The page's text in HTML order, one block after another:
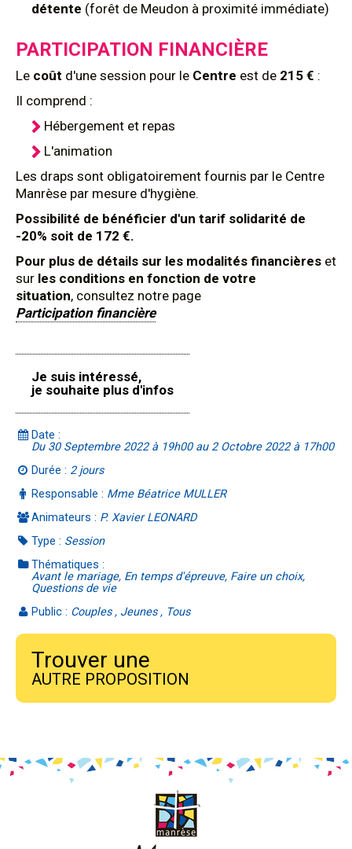
détente (forêt de Meudon à proximité immédiate)
PARTICIPATION FINANCIÈRE
Le coût d'une session pour le Centre est de 215 € :
Il comprend :
Hébergement et repas
L'animation
Les draps sont obligatoirement fournis par le Centre
Manrèse par mesure d'hygiène.
Possibilité de bénéficier d'un tarif solidarité de
-20% soit de 172 €.
Pour plus de détails sur les modalités financières et
sur les conditions en fonction de votre
situation, consultez notre page
Participation financière
Je suis intéressé,
je souhaite plus d'infos
Date :
Du 30 Septembre 2022 à 19h00 au 2 Octobre 2022 à 17h00
Durée : 2 jours
Responsable : Mme Béatrice MULLER
Animateurs : P. Xavier LEONARD
Type : Session
Thématiques :
Avant le mariage, En temps d'épreuve, Faire un choix,
Questions de vie
Public : Couples , Jeunes , Tous
Trouver une
AUTRE PROPOSITION